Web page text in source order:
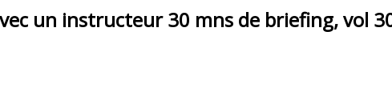
un instructeur 30 mns de briefing, vol